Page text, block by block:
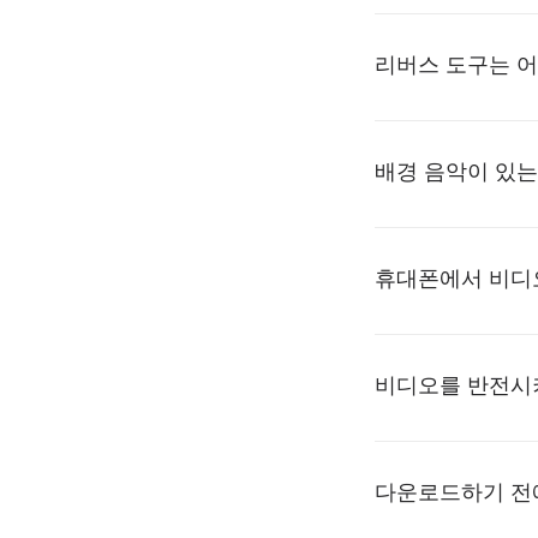
리버스 도구는
배경 음악이 있
휴대폰에서 비
비디오를 반전
다운로드하기